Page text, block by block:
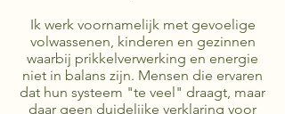
Ik werk voornamelijk met gevoelige
volwassenen, kinderen en gezinnen
waarbij prikkelverwerking en energie
niet in balans zijn. Mensen die ervaren
dat hun systeem "te veel" draagt, maar
daar geen duidelijke verklaring voor